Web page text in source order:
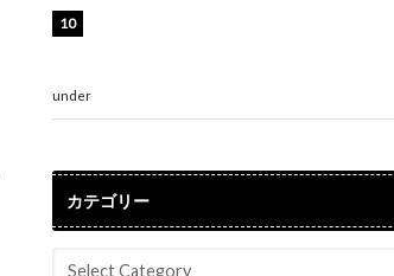
under
カテゴリー